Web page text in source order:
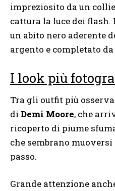
impreziosito da un
cattura la luce dei flash.
un abito nero aderente
argento e completato
I look più
Tra gli outfit più
di Demi Moore, che
ricoperto di piume
che sembrano
passo.
Grande attenzione